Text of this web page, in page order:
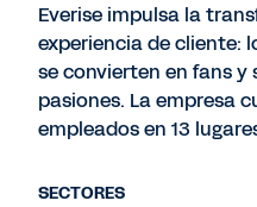
Everise impulsa la
experiencia de cliente:
se convierten en fans y
pasiones. La empresa
empleados en 13
SECTORES